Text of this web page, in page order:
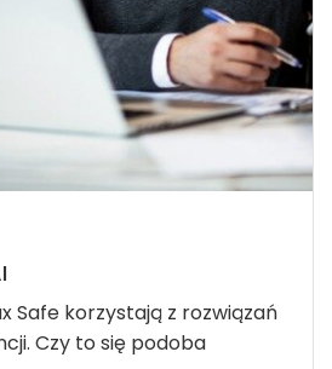
Safe korzystają z rozwiązań
Czy to się podoba